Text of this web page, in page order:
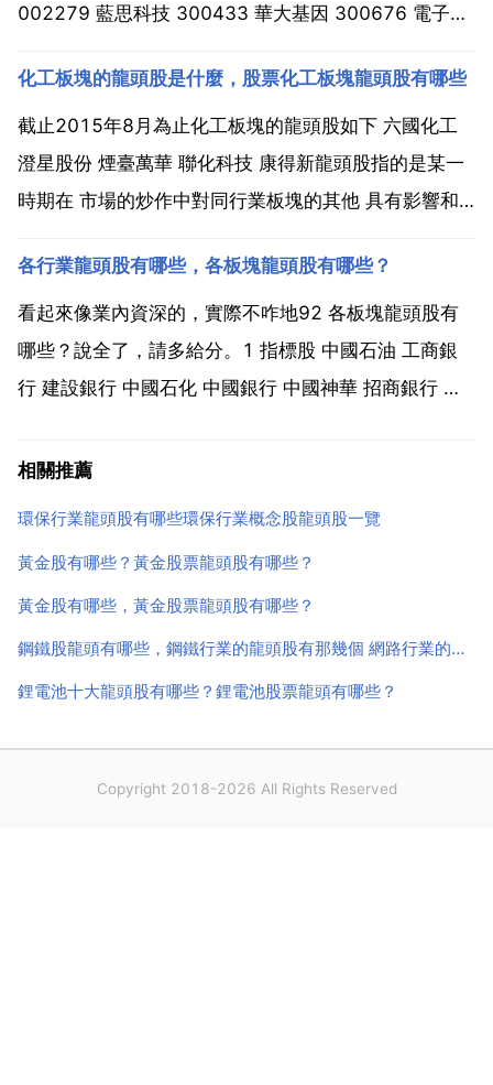
002279 藍思科技 300433 華大基因 300676 電子資
資機會。各板塊龍頭股有哪些？各板塊龍頭股一覽 1 汽
車 ...
化工板塊的龍頭股是什麼，股票化工板塊龍頭股有哪些
截止2015年8月為止化工板塊的龍頭股如下 六國化工
澄星股份 煙臺萬華 聯化科技 康得新龍頭股指的是某一
時期在 市場的炒作中對同行業板塊的其他 具有影響和
導和示範作用。龍頭股並不是一成不變的，它的地位往
往只能維持一段時間。成為龍頭股的依據是，任何與...
各行業龍頭股有哪些，各板塊龍頭股有哪些？
看起來像業內資深的，實際不咋地92 各板塊龍頭股有
哪些？說全了，請多給分。1 指標股 中國石油 工商銀
行 建設銀行 中國石化 中國銀行 中國神華 招商銀行 中
長江電力 2 金融 保險 招商銀行 浦發銀行 民生銀行 深
相關推薦
環保行業龍頭股有哪些環保行業概念股龍頭股一覽
黃金股有哪些？黃金股票龍頭股有哪些？
黃金股有哪些，黃金股票龍頭股有哪些？
鋼鐵股龍頭有哪些，鋼鐵行業的龍頭股有那幾個 網路行業的又有那幾個
鋰電池十大龍頭股有哪些？鋰電池股票龍頭有哪些？
Copyright 2018-2026 All Rights Reserved